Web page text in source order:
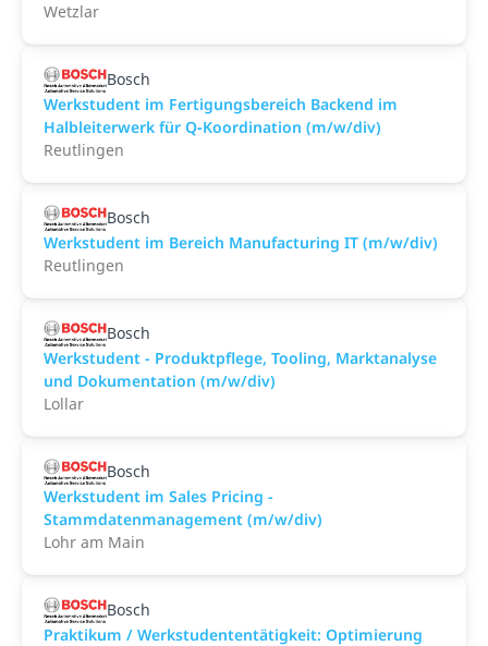
Wetzlar
Bosch
Werkstudent im Fertigungsbereich Backend im
Halbleiterwerk für Q‑Koordination (m/w/div)
Reutlingen
Bosch
Werkstudent im Bereich Manufacturing IT (m/w/div)
Reutlingen
Bosch
Werkstudent - Produktpflege, Tooling, Marktanalyse
und Dokumentation (m/w/div)
Lollar
Bosch
Werkstudent im Sales Pricing -
Stammdatenmanagement (m/w/div)
Lohr am Main
Bosch
Praktikum / Werkstudententätigkeit: Optimierung